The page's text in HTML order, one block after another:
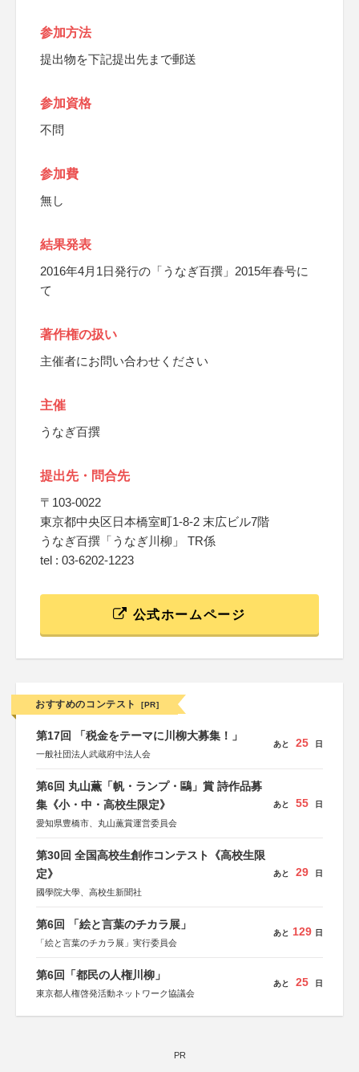
参加方法
提出物を下記提出先まで郵送
参加資格
不問
参加費
無し
結果発表
2016年4月1日発行の「うなぎ百撰」2015年春号に
て
著作権の扱い
主催者にお問い合わせください
主催
うなぎ百撰
提出先・問合先
〒103-0022
東京都中央区日本橋室町1-8-2 末広ビル7階
うなぎ百撰「うなぎ川柳」 TR係
tel : 03-6202-1223
公式ホームページ
おすすめのコンテスト [PR]
第17回 「税金をテーマに川柳大募集！」
一般社団法人武蔵府中法人会
あと 25 日
第6回 丸山薫「帆・ランプ・鷗」賞 詩作品募
集《小・中・高校生限定》
愛知県豊橋市、丸山薫賞運営委員会
あと 55 日
第30回 全国高校生創作コンテスト《高校生限
定》
國學院大學、高校生新聞社
あと 29 日
第6回 「絵と言葉のチカラ展」
「絵と言葉のチカラ展」実行委員会
あと 129 日
第6回「都民の人権川柳」
東京都人権啓発活動ネットワーク協議会
あと 25 日
PR